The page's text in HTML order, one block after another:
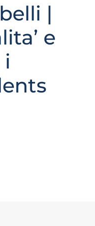
|
e